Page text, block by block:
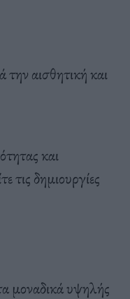
αισθητική και
και
τις δημιουργίες
μοναδικά υψηλής